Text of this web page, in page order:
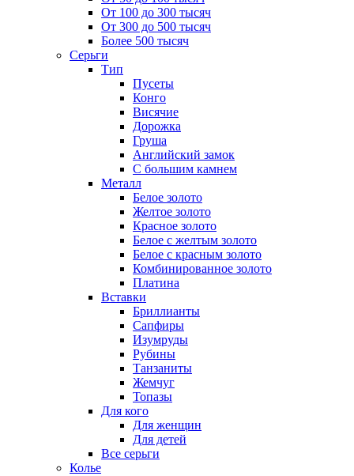
От 100 до 300 тысяч
От 300 до 500 тысяч
Более 500 тысяч
Серьги
Тип
Пусеты
Конго
Висячие
Дорожка
Груша
Английский замок
С большим камнем
Металл
Белое золото
Желтое золото
Красное золото
Белое с желтым золото
Белое с красным золото
Комбинированное золото
Платина
Вставки
Бриллианты
Сапфиры
Изумруды
Рубины
Танзаниты
Жемчуг
Топазы
Для кого
Для женщин
Для детей
Все серьги
Колье